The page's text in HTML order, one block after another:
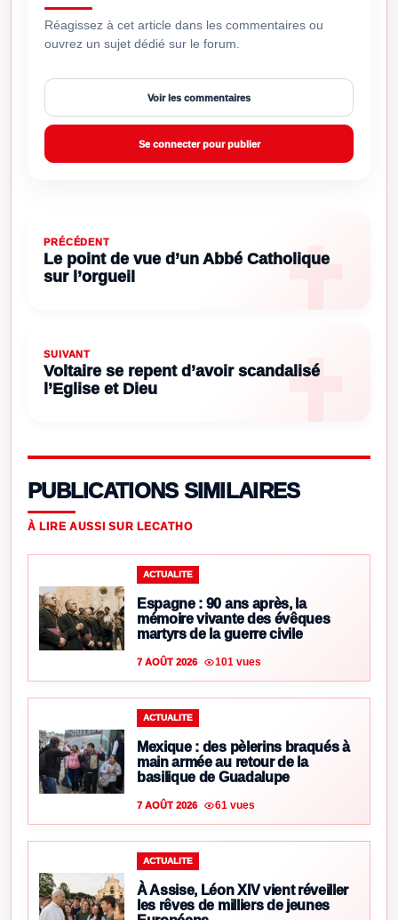
Réagissez à cet article dans les commentaires ou
ouvrez un sujet dédié sur le forum.
Voir les commentaires
Se connecter pour publier
PRÉCÉDENT
Le point de vue d’un Abbé Catholique
sur l’orgueil
SUIVANT
Voltaire se repent d’avoir scandalisé
l’Eglise et Dieu
PUBLICATIONS SIMILAIRES
À LIRE AUSSI SUR LECATHO
ACTUALITE
Espagne : 90 ans après, la
mémoire vivante des évêques
martyrs de la guerre civile
7 AOÛT 2026 101 vues
ACTUALITE
Mexique : des pèlerins braqués à
main armée au retour de la
basilique de Guadalupe
7 AOÛT 2026 61 vues
ACTUALITE
À Assise, Léon XIV vient réveiller
les rêves de milliers de jeunes